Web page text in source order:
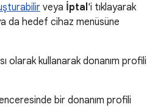
veya İptal 'i tıklayarak
da hedef cihaz menüsüne
olarak kullanarak donanım profili
bir donanım profili